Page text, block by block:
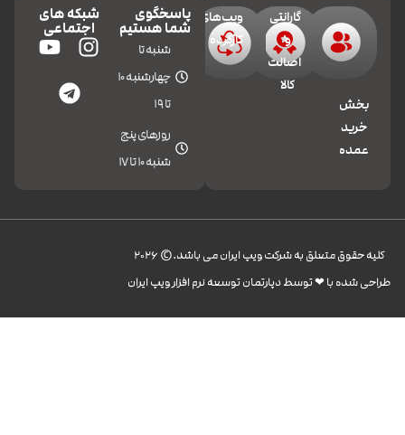
بخش
خرید
عمده
گارانتی
و
اصالت
کالا
ویپ‌های
کارکرده
پاسخگوی
شما هستیم
شنبه تا
چهارشنبه 10
تا 19
روزهای پنج
شنبه 10 تا 17
شبکه های
اجتماعی
کليه حقوق متعلق به شرکت ویپ ایران می باشد.© 2026
طراحی شده با ❤︎ توسط دپارتمان توسعه نرم افزار ویپ ایران